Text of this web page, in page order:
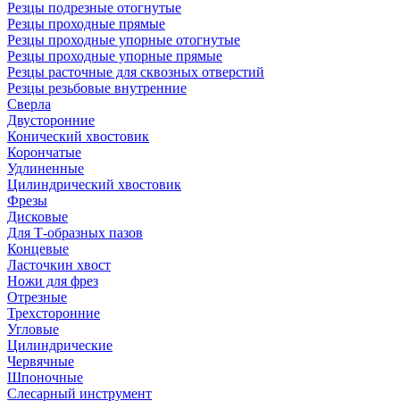
Резцы подрезные отогнутые
Резцы проходные прямые
Резцы проходные упорные отогнутые
Резцы проходные упорные прямые
Резцы расточные для сквозных отверстий
Резцы резьбовые внутренние
Сверла
Двусторонние
Конический хвостовик
Корончатые
Удлиненные
Цилиндрический хвостовик
Фрезы
Дисковые
Для Т-образных пазов
Концевые
Ласточкин хвост
Ножи для фрез
Отрезные
Трехсторонние
Угловые
Цилиндрические
Червячные
Шпоночные
Слесарный инструмент